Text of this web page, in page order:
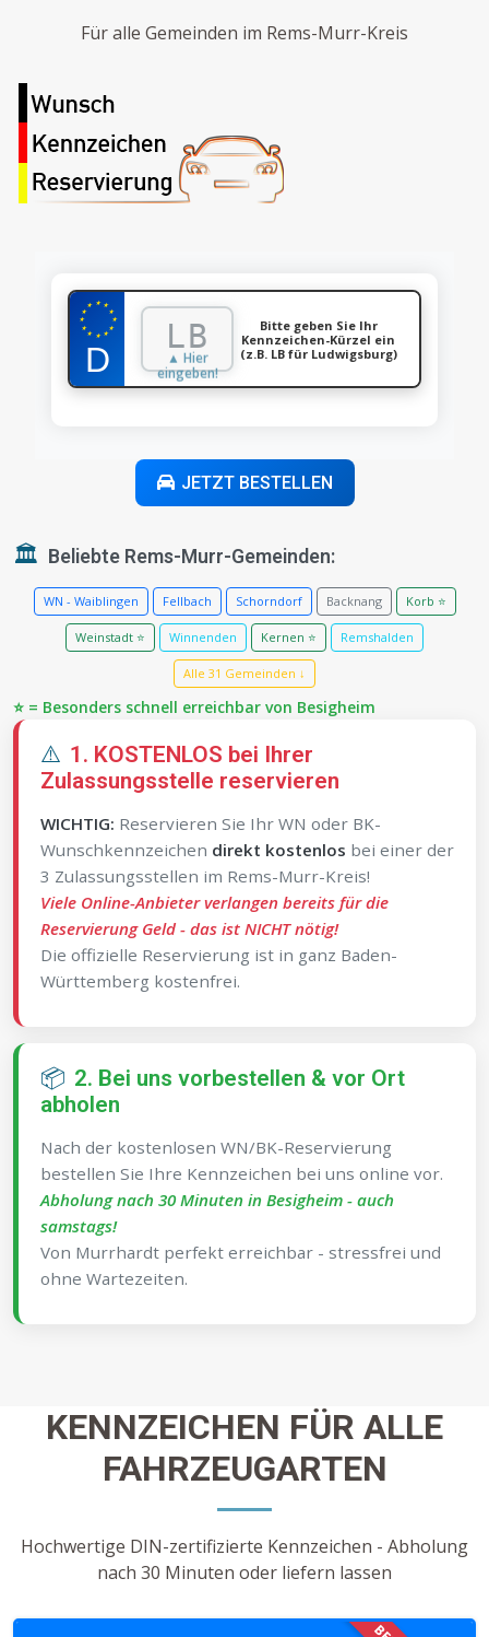
Für alle Gemeinden im Rems-Murr-Kreis
★ ★
★
★
★
★
★
★
★
★
★
★
▲ Hier
eingeben!
Bitte geben Sie Ihr
Kennzeichen-Kürzel ein
(z.B. LB für Ludwigsburg)
JETZT BESTELLEN
🏛️ Beliebte Rems-Murr-Gemeinden:
WN - Waiblingen Fellbach Schorndorf Backnang Korb ⭐
Weinstadt ⭐ Winnenden Kernen ⭐ Remshalden
Alle 31 Gemeinden ↓
⭐ = Besonders schnell erreichbar von Besigheim
⚠️ 1. KOSTENLOS bei Ihrer
Zulassungsstelle reservieren
WICHTIG: Reservieren Sie Ihr WN oder BK-
Wunschkennzeichen direkt kostenlos bei einer der
3 Zulassungsstellen im Rems-Murr-Kreis!
Viele Online-Anbieter verlangen bereits für die
Reservierung Geld - das ist NICHT nötig!
Die offizielle Reservierung ist in ganz Baden-
Württemberg kostenfrei.
📦 2. Bei uns vorbestellen & vor Ort
abholen
Nach der kostenlosen WN/BK-Reservierung
bestellen Sie Ihre Kennzeichen bei uns online vor.
Abholung nach 30 Minuten in Besigheim - auch
samstags!
Von Murrhardt perfekt erreichbar - stressfrei und
ohne Wartezeiten.
KENNZEICHEN FÜR ALLE
FAHRZEUGARTEN
Hochwertige DIN-zertifizierte Kennzeichen - Abholung
nach 30 Minuten oder liefern lassen